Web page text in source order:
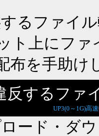
するファイ
ト上にフ
布を手助け
反するファ
UP3(0～1G)高
ード・ダ